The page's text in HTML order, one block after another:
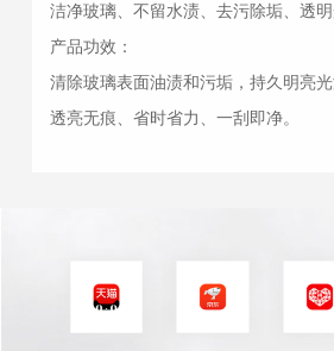
洁净玻璃、不留水渍、去污除垢、透明
产品功效：
清除玻璃表面油渍和污垢，持久明亮光
透亮无痕、省时省力、一刮即净。